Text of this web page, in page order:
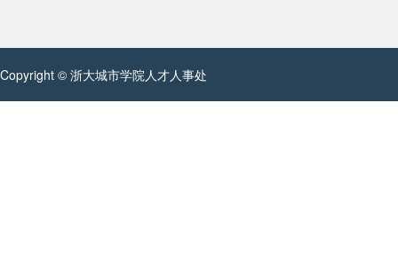
Copyright © 浙大城市学院人才人事处